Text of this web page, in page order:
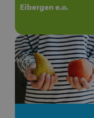
Eibergen e.o.